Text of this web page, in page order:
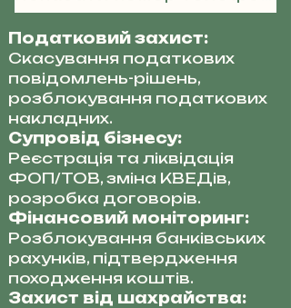
Податковий захист:
Скасування податкових
повідомлень-рішень,
розблокування податкових
накладних.
Супровід бізнесу:
Реєстрація та ліквідація
ФОП/ТОВ, зміна КВЕДів,
розробка договорів.
Фінансовий моніторинг:
Розблокування банківських
рахунків, підтвердження
походження коштів.
Захист від шахрайства: